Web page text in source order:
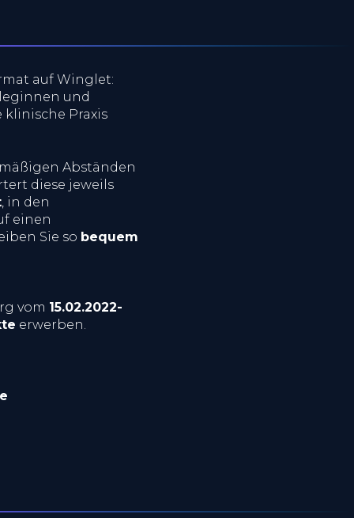
auf Winglet:
und
Praxis
Abständen
diese jeweils
, in den
einen
Sie so bequem
vom 15.02.2022-
erwerben.